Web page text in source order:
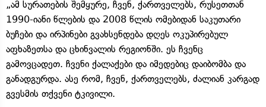
„ამ სურათების შემყურე, ჩვენ, ქართველებს, რუსეთთან
1990-იანი წლების და 2008 წლის ომებიდან საკუთარი
ბუჩები და ირპინები გვახსენდება დღეს ოკუპირებულ
აფხაზეთსა და ცხინვალის რეგიონში. ეს ჩვენც
გამოვცადეთ. ჩვენი ქალაქები და იმედებიც დაიბომბა და
განადგურდა. ასე რომ, ჩვენ, ქართველებს, ძალიან კარგად
გვესმის თქვენი ტკივილი.